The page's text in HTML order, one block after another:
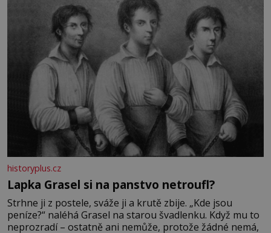
historyplus.cz
Lapka Grasel si na panstvo netroufl?
Strhne ji z postele, sváže ji a krutě zbije. „Kde jsou
peníze?“ naléhá Grasel na starou švadlenku. Když mu to
neprozradí – ostatně ani nemůže, protože žádné nemá,